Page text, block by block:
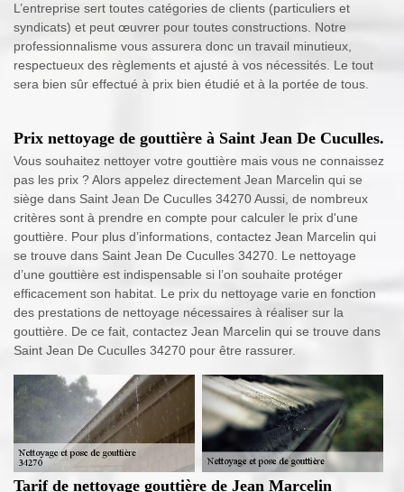
L’entreprise sert toutes catégories de clients (particuliers et
syndicats) et peut œuvrer pour toutes constructions. Notre
professionnalisme vous assurera donc un travail minutieux,
respectueux des règlements et ajusté à vos nécessités. Le tout
sera bien sûr effectué à prix bien étudié et à la portée de tous.
Prix nettoyage de gouttière à Saint Jean De Cuculles.
Vous souhaitez nettoyer votre gouttière mais vous ne connaissez
pas les prix ? Alors appelez directement Jean Marcelin qui se
siège dans Saint Jean De Cuculles 34270 Aussi, de nombreux
critères sont à prendre en compte pour calculer le prix d'une
gouttière. Pour plus d’informations, contactez Jean Marcelin qui
se trouve dans Saint Jean De Cuculles 34270. Le nettoyage
d’une gouttière est indispensable si l’on souhaite protéger
efficacement son habitat. Le prix du nettoyage varie en fonction
des prestations de nettoyage nécessaires à réaliser sur la
gouttière. De ce fait, contactez Jean Marcelin qui se trouve dans
Saint Jean De Cuculles 34270 pour être rassurer.
Tarif de nettoyage gouttière de Jean Marcelin